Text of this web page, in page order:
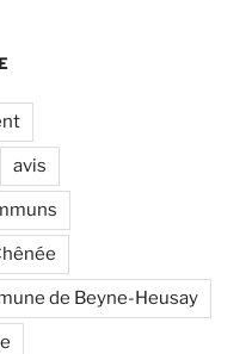
avis
de Beyne-Heusay